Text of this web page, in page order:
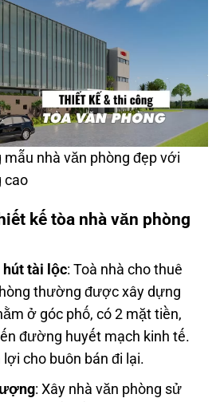
nhà văn phòng đẹp với
cao
kế tòa nhà văn phòng
tài lộc: Toà nhà cho thuê
thường được xây dựng
ở góc phố, có 2 mặt tiền,
đường huyết mạch kinh tế.
cho buôn bán đi lại.
: Xây nhà văn phòng sử